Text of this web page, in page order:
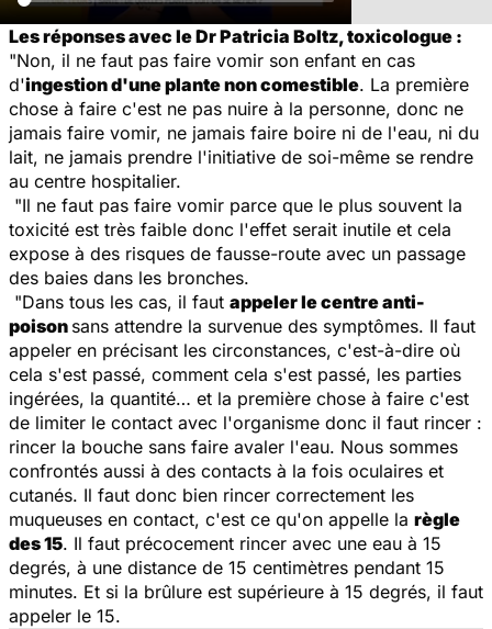
Les réponses avec le Dr Patricia Boltz, toxicologue :
"Non, il ne faut pas faire vomir son enfant en cas
d'ingestion d'une plante non comestible. La première
chose à faire c'est ne pas nuire à la personne, donc ne
jamais faire vomir, ne jamais faire boire ni de l'eau, ni du
lait, ne jamais prendre l'initiative de soi-même se rendre
au centre hospitalier.
"Il ne faut pas faire vomir parce que le plus souvent la
toxicité est très faible donc l'effet serait inutile et cela
expose à des risques de fausse-route avec un passage
des baies dans les bronches.
"Dans tous les cas, il faut appeler le centre anti-
poison sans attendre la survenue des symptômes. Il faut
appeler en précisant les circonstances, c'est-à-dire où
cela s'est passé, comment cela s'est passé, les parties
ingérées, la quantité… et la première chose à faire c'est
de limiter le contact avec l'organisme donc il faut rincer :
rincer la bouche sans faire avaler l'eau. Nous sommes
confrontés aussi à des contacts à la fois oculaires et
cutanés. Il faut donc bien rincer correctement les
muqueuses en contact, c'est ce qu'on appelle la règle
des 15. Il faut précocement rincer avec une eau à 15
degrés, à une distance de 15 centimètres pendant 15
minutes. Et si la brûlure est supérieure à 15 degrés, il faut
appeler le 15.